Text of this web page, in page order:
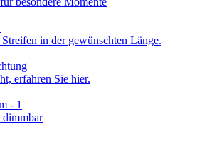
in der gewünschten Länge.
erfahren Sie hier.